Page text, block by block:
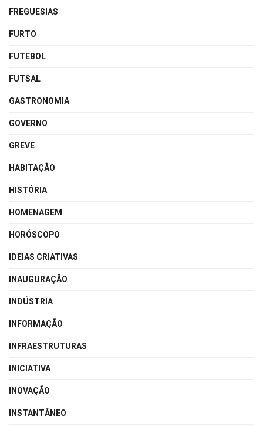
FREGUESIAS
FURTO
FUTEBOL
FUTSAL
GASTRONOMIA
GOVERNO
GREVE
HABITAÇÃO
HISTÓRIA
HOMENAGEM
HORÓSCOPO
IDEIAS CRIATIVAS
INAUGURAÇÃO
INDÚSTRIA
INFORMAÇÃO
INFRAESTRUTURAS
INICIATIVA
INOVAÇÃO
INSTANTÂNEO